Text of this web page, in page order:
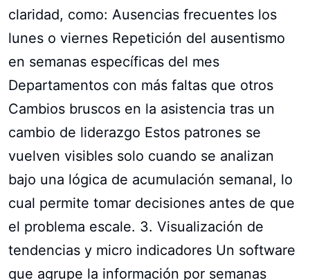
claridad, como: Ausencias frecuentes los
lunes o viernes Repetición del ausentismo
en semanas específicas del mes
Departamentos con más faltas que otros
Cambios bruscos en la asistencia tras un
cambio de liderazgo Estos patrones se
vuelven visibles solo cuando se analizan
bajo una lógica de acumulación semanal, lo
cual permite tomar decisiones antes de que
el problema escale. 3. Visualización de
tendencias y micro indicadores Un software
que agrupe la información por semanas